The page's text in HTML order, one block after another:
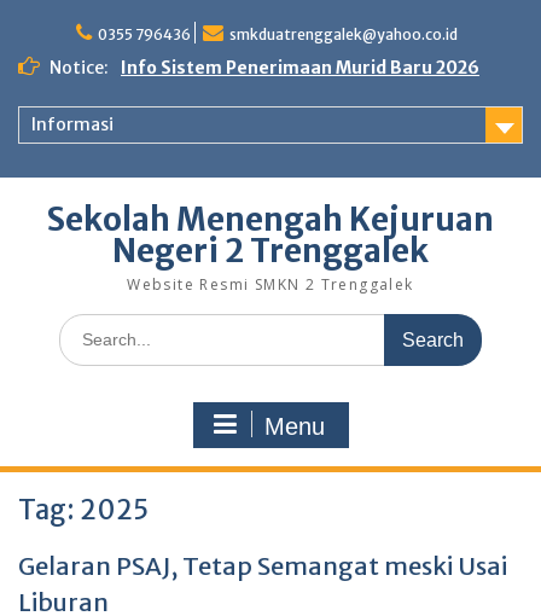
content
0355 796436 smkduatrenggalek@yahoo.co.id
Notice: Info Sistem Penerimaan Murid Baru 2026
Informasi
Sekolah Menengah Kejuruan
Negeri 2 Trenggalek
Website Resmi SMKN 2 Trenggalek
Search
for:
Menu
Tag: 2025
Gelaran PSAJ, Tetap Semangat meski Usai
Liburan